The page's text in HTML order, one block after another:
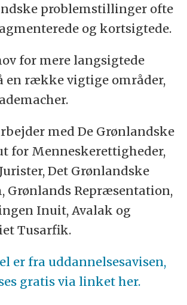
problemstillinger ofte
og kortsigtede.
for mere langsigtede
en række vigtige områder,
med De Grønlandske
for Menneskerettigheder,
Det Grønlandske
Grønlands Repræsentation,
Inuit, Avalak og
Tusarfik.
er fra uddannelsesavisen,
gratis via linket her.